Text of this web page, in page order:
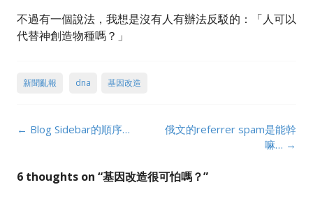
不過有一個說法，我想是沒有人有辦法反駁的：「人可以
代替神創造物種嗎？」
新聞亂報 dna 基因改造
Post
← Blog Sidebar的順序…
俄文的referrer spam是能幹
嘛… →
6 thoughts on “基因改造很可怕嗎？”